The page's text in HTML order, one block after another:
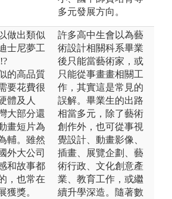
多元發展方向。
做出類似
士尼夢工
的高品質
要花費很
體及人
大部分還
畫短片為
輔。雖然
外大公司
和故事都
，也常在
獲獎。
許多高中生會以為藝
術設計相關科系畢業
後只能當藝術家，或
只能從事畫畫相關工
作，其實這是常見的
誤解。畢業生的出路
相當多元，除了藝術
創作外，也可從事視
覺設計、動畫影像、
插畫、展覽企劃、藝
術行政、文化創意產
業、教育工作，或繼
續升學深造。隨著數